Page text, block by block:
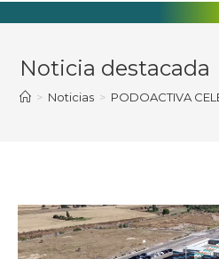
Noticia destacada
> Noticias > PODOACTIVA